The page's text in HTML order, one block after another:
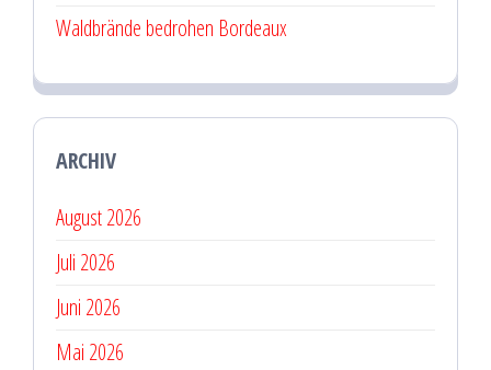
Waldbrände bedrohen Bordeaux
ARCHIV
August 2026
Juli 2026
Juni 2026
Mai 2026